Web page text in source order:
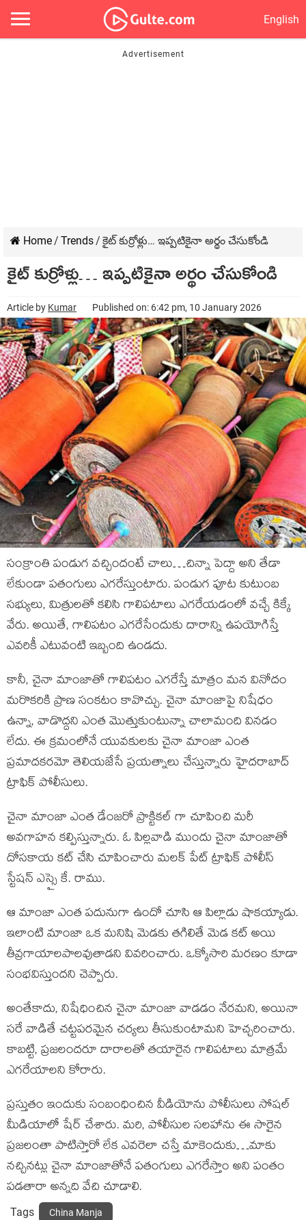
English
Home/ Trends/ కైట్ కుర్రోళ్లు… ఇప్పటికైనా అర్థం చేసుకోండి
కైట్ కుర్రోళ్లు… ఇప్పటికైనా అర్థం చేసుకోండి
Article by Kumar Published on: 6:42 pm, 10 January 2026
సంక్రాంతి పండుగ వచ్చిందంటే చాలు…చిన్నా పెద్దా అని తేడా
లేకుండా పతంగులు ఎగరేస్తుంటారు. పండుగ పూట కుటుంబ
సభ్యులు, మిత్రులతో కలిసి గాలిపటాలు ఎగరేయడంలో వచ్చే కిక్కే
వేరు. అయితే, గాలిపటం ఎగరేసేందుకు దారాన్ని ఉపయోగిస్తే
ఎవరికీ ఎటువంటి ఇబ్బంది ఉండదు.
కానీ, చైనా మాంజాతో గాలిపటం ఎగరేస్తే మాత్రం మన వినోదం
మరొకరికి ప్రాణ సంకటం కావొచ్చు. చైనా మాంజాపై నిషేధం
ఉన్నా, వాడొద్దని ఎంత మొత్తుకుంటున్నా చాలామంది వినడం
లేదు. ఈ క్రమంలోనే యువకులకు చైనా మాంజా ఎంత
ప్రమాదకరమో తెలియజేసే ప్రయత్నాలు చేస్తున్నారు హైదరాబాద్
ట్రాఫిక్ పోలీసులు.
చైనా మాంజా ఎంత డేంజరో ప్రాక్టికల్ గా చూపించి మరీ
అవగాహన కల్పిస్తున్నారు. ఓ పిల్లవాడి ముందు చైనా మాంజాతో
దోసకాయ కట్ చేసి చూపించారు మలక్ పేట్ ట్రాఫిక్ పోలీస్
స్టేషన్ ఎస్సై కే. రాము.
ఆ మాంజా ఎంత పదునుగా ఉందో చూసి ఆ పిల్లాడు షాకయ్యాడు.
ఇలాంటి మాంజా ఒక మనిషి మెడకు తగిలితే మెడ కట్ అయి
తీవ్రగాయాలపాలవుతాడని వివరించారు. ఒక్కోసారి మరణం కూడా
సంభవిస్తుందని చెప్పారు.
అంతేకాదు, నిషేధించిన చైనా మాంజా వాడడం నేరమని, అయినా
సరే వాడితే చట్టపరమైన చర్యలు తీసుకుంటామని హెచ్చరించారు.
కాబట్టి, ప్రజలందరూ దారాలతో తయారైన గాలిపటాలు మాత్రమే
ఎగరేయాలని కోరారు.
ప్రస్తుతం ఇందుకు సంబంధించిన వీడియోను పోలీసులు సోషల్
మీడియాలో షేర్ చేశారు. మరి, పోలీసుల సలహాను ఈ సారైన
ప్రజలంతా పాటిస్తారో లేక ఎవరెలా చస్తే మాకెందుకు…మాకు
నచ్చినట్లు చైనా మాంజాతోనే పతంగులు ఎగరేస్తాం అని పంతం
పడతారా అన్నది వేచి చూడాలి.
Tags China Manja